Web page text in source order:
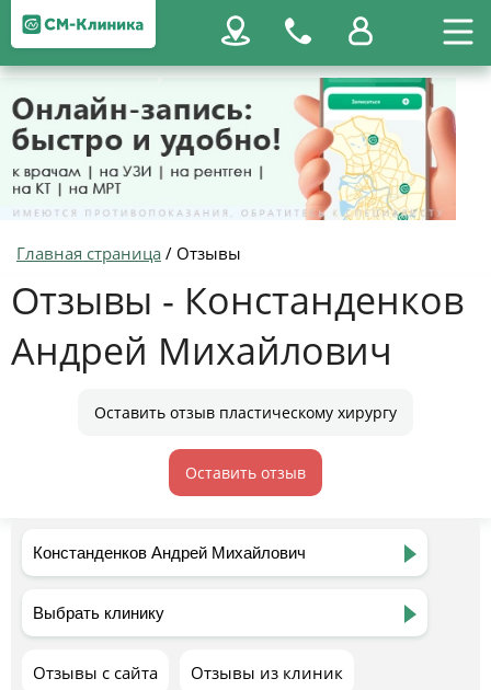
Главная страница / Отзывы
Отзывы - Констанденков
Андрей Михайлович
Оставить отзыв пластическому хирургу
Оставить отзыв
Отзывы с сайта Отзывы из клиник